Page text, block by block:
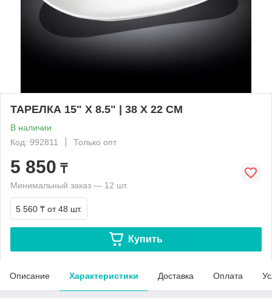
ТАРЕЛКА 15" X 8.5" | 38 X 22 CM
В наличии
Код: 992811
Только опт
5 850 ₸
Минимальный заказ — 12 шт.
5 560 ₸ от 48 шт.
Купить
Описание Характеристики Доставка Оплата